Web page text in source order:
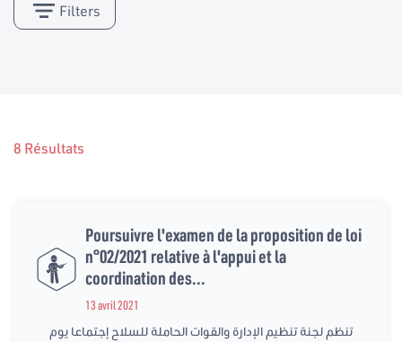
Filters
8 Résultats
Poursuivre l'examen de la proposition de loi
n°02/2021 relative à l'appui et la
coordination des...
13 avril 2021
تنظم لجنة تنظيم الإدارة والقوات الحاملة للسلاح إجتماعا يوم